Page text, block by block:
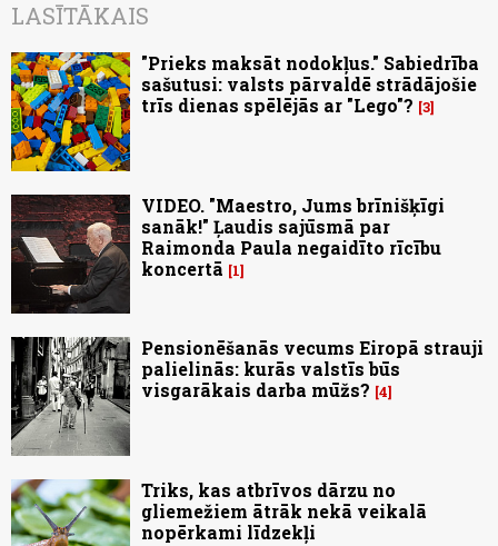
LASĪTĀKAIS
"Prieks maksāt nodokļus." Sabiedrība
sašutusi: valsts pārvaldē strādājošie
trīs dienas spēlējās ar "Lego"? 3
VIDEO. "Maestro, Jums brīnišķīgi
sanāk!" Ļaudis sajūsmā par
Raimonda Paula negaidīto rīcību
koncertā
1
Pensionēšanās vecums Eiropā strauji
palielinās: kurās valstīs būs
visgarākais darba mūžs? 4
Triks, kas atbrīvos dārzu no
gliemežiem ātrāk nekā veikalā
nopērkami līdzekļi